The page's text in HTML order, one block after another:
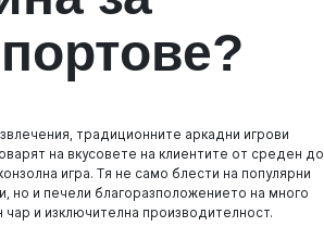
традиционните аркадни игрови
на вкусовете на клиентите от среден до
игра. Тя не само блести на популярни
но и печели благоразположението на много
чар и изключителна производителност.